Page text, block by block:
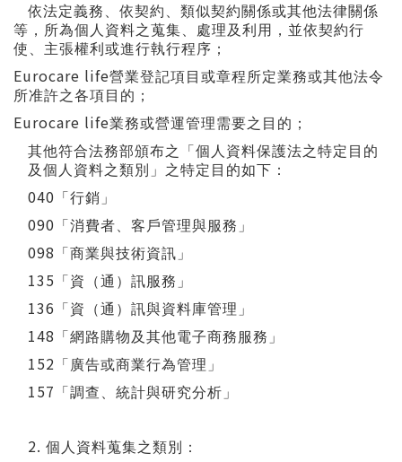
依法定義務、依契約、類似契約關係或其他法律關係
等，所為個人資料之蒐集、處理及利用，並依契約行
使、主張權利或進行執行程序；
Eurocare life營業登記項目或章程所定業務或其他法令
所准許之各項目的；
Eurocare life業務或營運管理需要之目的；
其他符合法務部頒布之「個人資料保護法之特定目的
及個人資料之類別」之特定目的如下：
040 「行銷」
090 「消費者、客戶管理與服務」
098 「商業與技術資訊」
135 「資（通）訊服務」
136 「資（通）訊與資料庫管理」
148 「網路購物及其他電子商務服務」
152 「廣告或商業行為管理」
157 「調查、統計與研究分析」
2. 個人資料蒐集之類別：